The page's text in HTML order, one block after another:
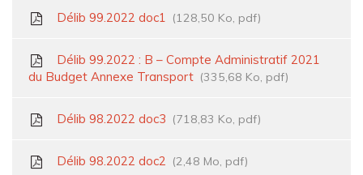
Délib 99.2022 doc1 128,50 Ko, pdf
Délib 99.2022 : B – Compte Administratif 2021
du Budget Annexe Transport
335,68 Ko, pdf
Délib 98.2022 doc3 718,83 Ko, pdf
Délib 98.2022 doc2 2,48 Mo, pdf